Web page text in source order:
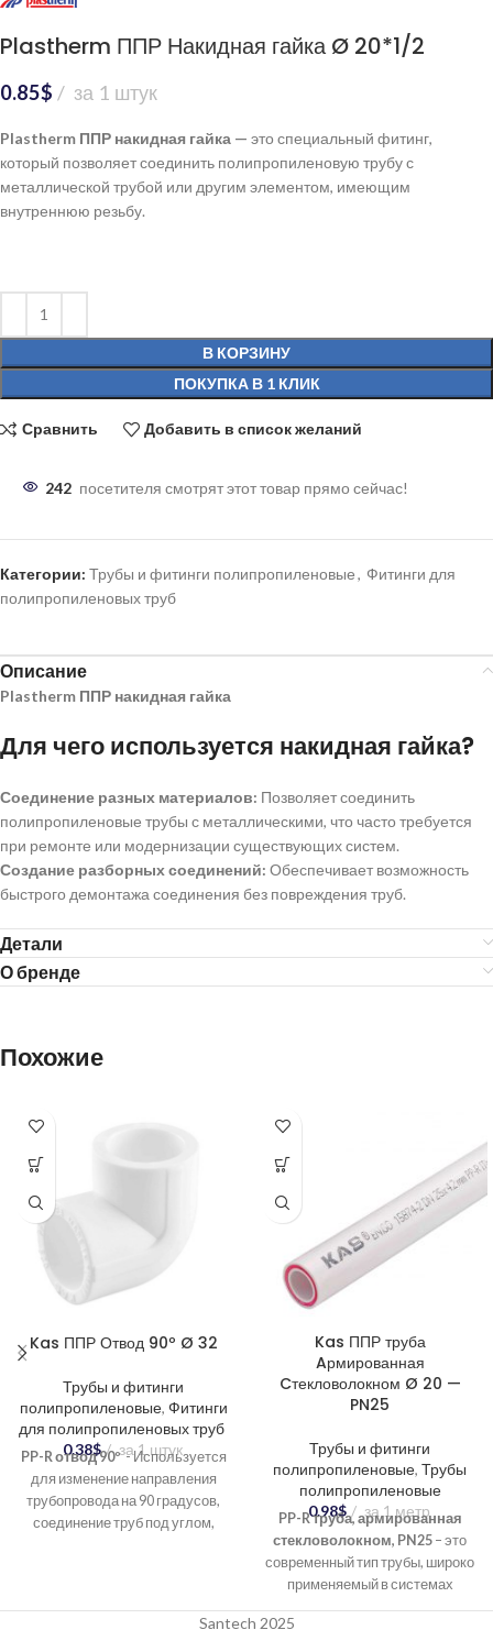
Plastherm ППР Накидная гайка Ø 20*1/2
0.85$ за 1 штук
Plastherm ППР накидная гайка — это специальный фитинг,
который позволяет соединить полипропиленовую трубу с
металлической трубой или другим элементом, имеющим
внутреннюю резьбу.
В КОРЗИНУ
ПОКУПКА В 1 КЛИК
Сравнить Добавить в список желаний
242 посетителя смотрят этот товар прямо сейчас!
Категории: Трубы и фитинги полипропиленовые, Фитинги для
полипропиленовых труб
Описание
Plastherm ППР накидная гайка
Для чего используется накидная гайка?
Соединение разных материалов: Позволяет соединить
полипропиленовые трубы с металлическими, что часто требуется
при ремонте или модернизации существующих систем.
Создание разборных соединений: Обеспечивает возможность
быстрого демонтажа соединения без повреждения труб.
Детали
О бренде
Похожие
Kas ППР Отвод 90º Ø 32
Трубы и фитинги
полипропиленовые, Фитинги
для полипропиленовых труб
0.38$ за 1 штук
PP-R отвод 90º- Используется
для изменение направления
трубопровода на 90 градусов,
соединение труб под углом,
Kas ППР труба
Aрмированная
Cтекловолокном Ø 20 —
PN25
Трубы и фитинги
полипропиленовые, Трубы
полипропиленовые
0.98$ за 1 метр
PP-R труба, армированная
стекловолокном, PN25 – это
современный тип трубы, широко
применяемый в системах
Сочетание полипропилена (PP-
Santech 2025